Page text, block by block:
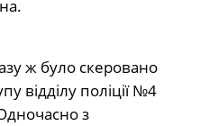
ж було скеровано
відділу поліції №4
з